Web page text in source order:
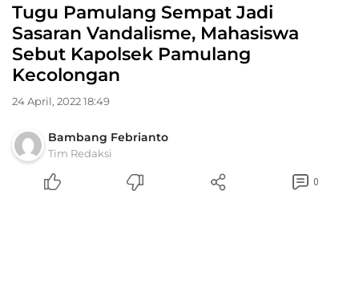
Tugu Pamulang Sempat Jadi
Sasaran Vandalisme, Mahasiswa
Sebut Kapolsek Pamulang
Kecolongan
24 April, 2022 18:49
Bambang Febrianto
Tim Redaksi
0